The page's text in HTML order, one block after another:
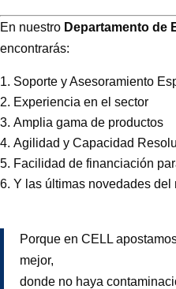
En nuestro Departamento de
encontrarás:
Soporte y Asesoramiento
Experiencia en el sector
Amplia gama de productos
Agilidad y Capacidad
Facilidad de financiación
Y las últimas novedades del
Porque en CELL
mejor,
donde no haya